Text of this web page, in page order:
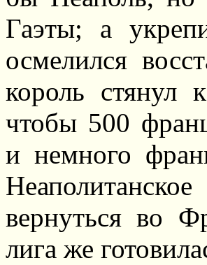
Гаэты; а
осмелился
король стянул
чтобы 500
и немного
вернуться во
лига же